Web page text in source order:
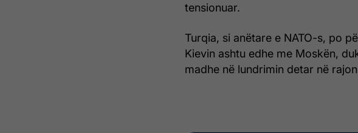
tensionuar.
Turqia, si anëtare e NATO-s, po
Kievin ashtu edhe me Moskën,
madhe në lundrimin detar në